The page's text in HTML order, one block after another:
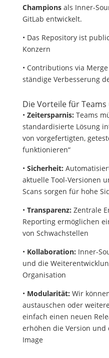
Championsals Inner-
GitLab entwickelt.
• Das Repository ist
Konzern
• Contributions via
ständige Verbesserung
Die Vorteile für
• Zeitersparnis: Teams
standardisierte Lösung
von vorgefertigten,
funktionieren“
• Sicherheit:
aktuelle Tool-Versionen
Scans sorgen für hohe
• Transparenz: Zentrale
Reporting ermöglichen
von Schwachstellen
• Kollaboration: Inner-
und die
Organisation
• Modularität: Wir
austauschen oder
einfach einen neuen
erhöhen die Version
Image